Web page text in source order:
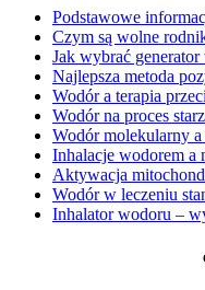
Podstawowe
Czym są wolne
Jak wybrać
Najlepsza metoda
Wodór a terapia
Wodór na proces
Wodór molekularny a
Inhalacje wodorem a
Aktywacja
Wodór w leczeniu
Inhalator wodoru –